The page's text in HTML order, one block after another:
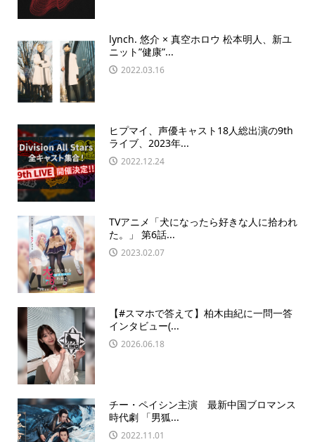
lynch. 悠介 × 真空ホロウ 松本明人、新ユ
ニット”健康”...
2022.03.16
ヒプマイ、声優キャスト18人総出演の9th
ライブ、2023年...
2022.12.24
TVアニメ「犬になったら好きな人に拾われ
た。」 第6話...
2023.02.07
【#スマホで答えて】柏木由紀に一問一答
インタビュー(...
2026.06.18
チー・ペイシン主演 最新中国ブロマンス
時代劇 「男狐...
2022.11.01